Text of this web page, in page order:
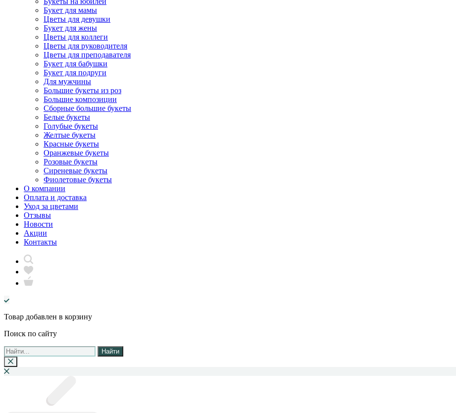
Букет для мамы
Цветы для девушки
Букет для жены
Цветы для коллеги
Цветы для руководителя
Цветы для преподавателя
Букет для бабушки
Букет для подруги
Для мужчины
Большие букеты из роз
Большие композиции
Сборные большие букеты
Белые букеты
Голубые букеты
Желтые букеты
Красные букеты
Оранжевые букеты
Розовые букеты
Сиреневые букеты
Фиолетовые букеты
О компании
Оплата и доставка
Уход за цветами
Отзывы
Новости
Акции
Контакты
Товар добавлен в корзину
Поиск по сайту
Найти